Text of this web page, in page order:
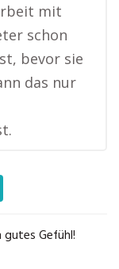
mit
schon
bevor sie
das nur
Gefühl!